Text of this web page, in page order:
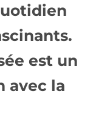
est un
avec la